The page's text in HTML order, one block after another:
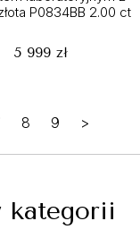
P0834BB 2.00 ct
5 999 zł
8 9 >
kategorii